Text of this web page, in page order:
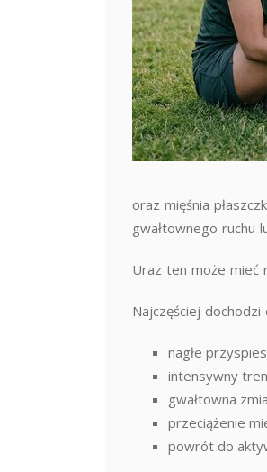
oraz mięśnia
gwałtownego ruchu
Uraz ten może mieć
Najczęściej
nagłe
intensywny
gwałtowna
przeciążenie
powrót do